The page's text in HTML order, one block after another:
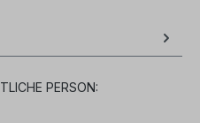
PERSON: